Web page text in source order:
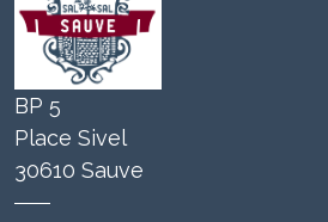
BP 5
Place Sivel
30610 Sauve